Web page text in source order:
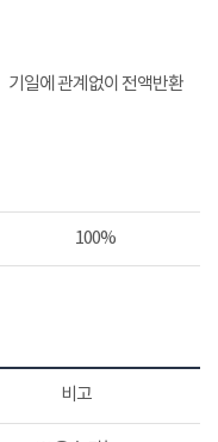
기일에 관계없이 전액반환
100%
비고